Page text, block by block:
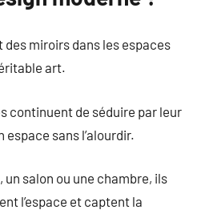
des miroirs dans les espaces
art.
continuent de séduire par leur
sans l’alourdir.
un salon ou une chambre, ils
l’espace et captent la